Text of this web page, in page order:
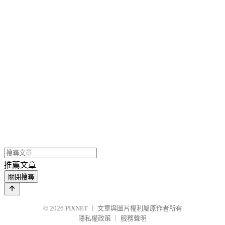
推薦文章
關閉搜尋
© 2026 PIXNET
文章與圖片權利屬原作者所有
隱私權政策
服務聲明